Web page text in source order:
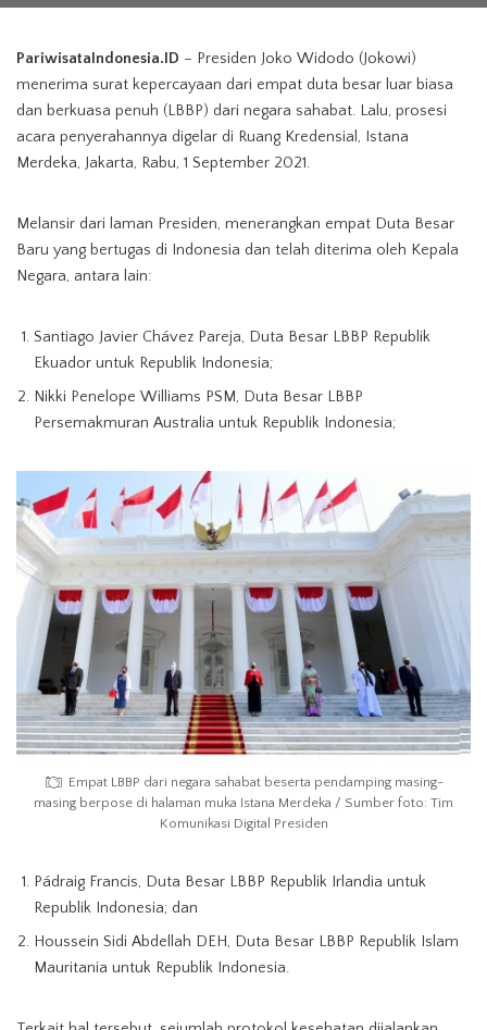
Besar LBBP Republik Irlandia, Pádraig Francis untuk Republik Indonesia (Foto sisi
Kanan) / Ilutrasi foto dari tangkapan layar YouTube Sekretariat Presiden
PariwisataIndonesia.ID – Presiden Joko Widodo (Jokowi)
menerima surat kepercayaan dari empat duta besar luar biasa
dan berkuasa penuh (LBBP) dari negara sahabat. Lalu, prosesi
acara penyerahannya digelar di Ruang Kredensial, Istana
Merdeka, Jakarta, Rabu, 1 September 2021.
Melansir dari laman Presiden, menerangkan empat Duta Besar
Baru yang bertugas di Indonesia dan telah diterima oleh Kepala
Negara, antara lain:
Santiago Javier Chávez Pareja, Duta Besar LBBP Republik
Ekuador untuk Republik Indonesia;
Nikki Penelope Williams PSM, Duta Besar LBBP
Persemakmuran Australia untuk Republik Indonesia;
Empat LBBP dari negara sahabat beserta pendamping masing-
masing berpose di halaman muka Istana Merdeka / Sumber foto: Tim
Komunikasi Digital Presiden
Pádraig Francis, Duta Besar LBBP Republik Irlandia untuk
Republik Indonesia; dan
Houssein Sidi Abdellah DEH, Duta Besar LBBP Republik Islam
Mauritania untuk Republik Indonesia.